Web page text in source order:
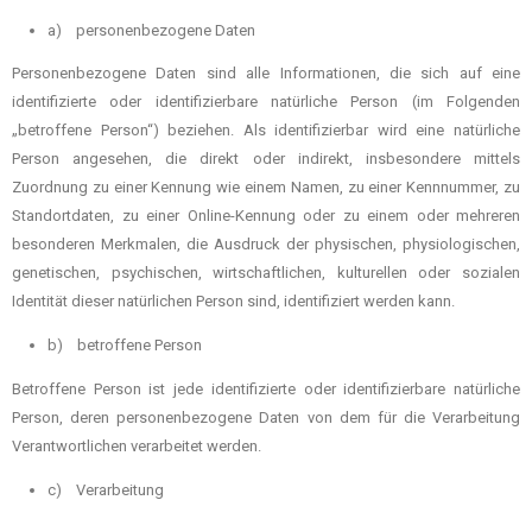
a) personenbezogene Daten
Personenbezogene Daten sind alle Informationen, die sich auf eine
identifizierte oder identifizierbare natürliche Person (im Folgenden
„betroffene Person“) beziehen. Als identifizierbar wird eine natürliche
Person angesehen, die direkt oder indirekt, insbesondere mittels
Zuordnung zu einer Kennung wie einem Namen, zu einer Kennnummer, zu
Standortdaten, zu einer Online-Kennung oder zu einem oder mehreren
besonderen Merkmalen, die Ausdruck der physischen, physiologischen,
genetischen, psychischen, wirtschaftlichen, kulturellen oder sozialen
Identität dieser natürlichen Person sind, identifiziert werden kann.
b) betroffene Person
Betroffene Person ist jede identifizierte oder identifizierbare natürliche
Person, deren personenbezogene Daten von dem für die Verarbeitung
Verantwortlichen verarbeitet werden.
c) Verarbeitung